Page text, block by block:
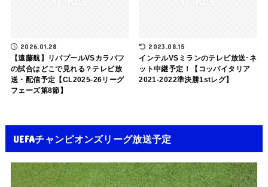
2026.01.28
【遠藤航】リバプールVSカラバフ
の試合はどこで見れる？テレビ放
送・配信予定【CL2025-26リーグ
フェーズ第8節】
2023.08.15
インテルVSミランのテレビ放送･ネ
ット中継予定！【コッパイタリア
2021-2022準決勝1stレグ】
UEFAチャンピオンズリーグ放送予定